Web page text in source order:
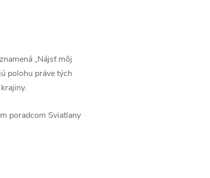
„Nájsť môj
polohu práve tých
poradcom Sviatlany